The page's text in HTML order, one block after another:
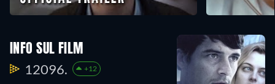
INFO SUL FILM
12096. +12